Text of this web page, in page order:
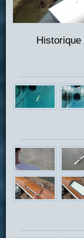
Historique